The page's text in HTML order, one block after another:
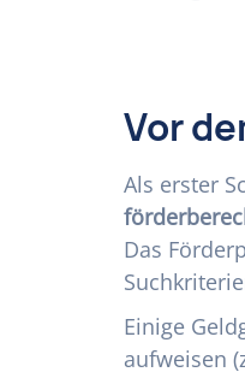
Vor
Als erster
Das
Einige
aufweisen